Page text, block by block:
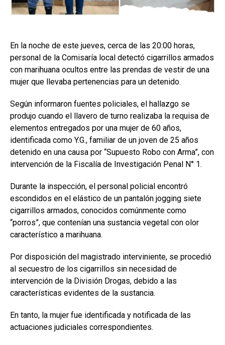
En la noche de este jueves, cerca de las 20:00 horas,
personal de la Comisaría local detectó cigarrillos armados
con marihuana ocultos entre las prendas de vestir de una
mujer que llevaba pertenencias para un detenido.
Según informaron fuentes policiales, el hallazgo se
produjo cuando el llavero de turno realizaba la requisa de
elementos entregados por una mujer de 60 años,
identificada como Y.G., familiar de un joven de 25 años
detenido en una causa por “Supuesto Robo con Arma”, con
intervención de la Fiscalía de Investigación Penal N° 1.
Durante la inspección, el personal policial encontró
escondidos en el elástico de un pantalón jogging siete
cigarrillos armados, conocidos comúnmente como
“porros”, que contenían una sustancia vegetal con olor
característico a marihuana.
Por disposición del magistrado interviniente, se procedió
al secuestro de los cigarrillos sin necesidad de
intervención de la División Drogas, debido a las
características evidentes de la sustancia.
En tanto, la mujer fue identificada y notificada de las
actuaciones judiciales correspondientes.